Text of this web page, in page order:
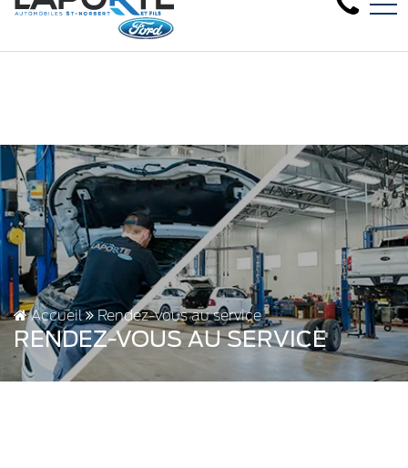
Nous avons besoin de véhicules
1881 Rue Principale, Saint-Norbert, QC, CA J0K 3C0
EN
Accueil Rendez-vous au service
RENDEZ-VOUS AU SERVICE